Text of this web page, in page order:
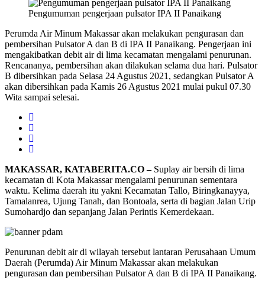
Pengumuman pengerjaan pulsator IPA II Panaikang
Perumda Air Minum Makassar akan melakukan pengurasan dan
pembersihan Pulsator A dan B di IPA II Panaikang. Pengerjaan ini
mengakibatkan debit air di lima kecamatan mengalami penurunan.
Rencananya, pembersihan akan dilakukan selama dua hari. Pulsator
B dibersihkan pada Selasa 24 Agustus 2021, sedangkan Pulsator A
akan dibersihkan pada Kamis 26 Agustus 2021 mulai pukul 07.30
Wita sampai selesai.
MAKASSAR, KATABERITA.CO –Suplay air bersih di lima
kecamatan di Kota Makassar mengalami penurunan sementara
waktu. Kelima daerah itu yakni Kecamatan Tallo, Biringkanayya,
Tamalanrea, Ujung Tanah, dan Bontoala, serta di bagian Jalan Urip
Sumohardjo dan sepanjang Jalan Perintis Kemerdekaan.
Penurunan debit air di wilayah tersebut lantaran Perusahaan Umum
Daerah (Perumda) Air Minum Makassar akan melakukan
pengurasan dan pembersihan Pulsator A dan B di IPA II Panaikang.